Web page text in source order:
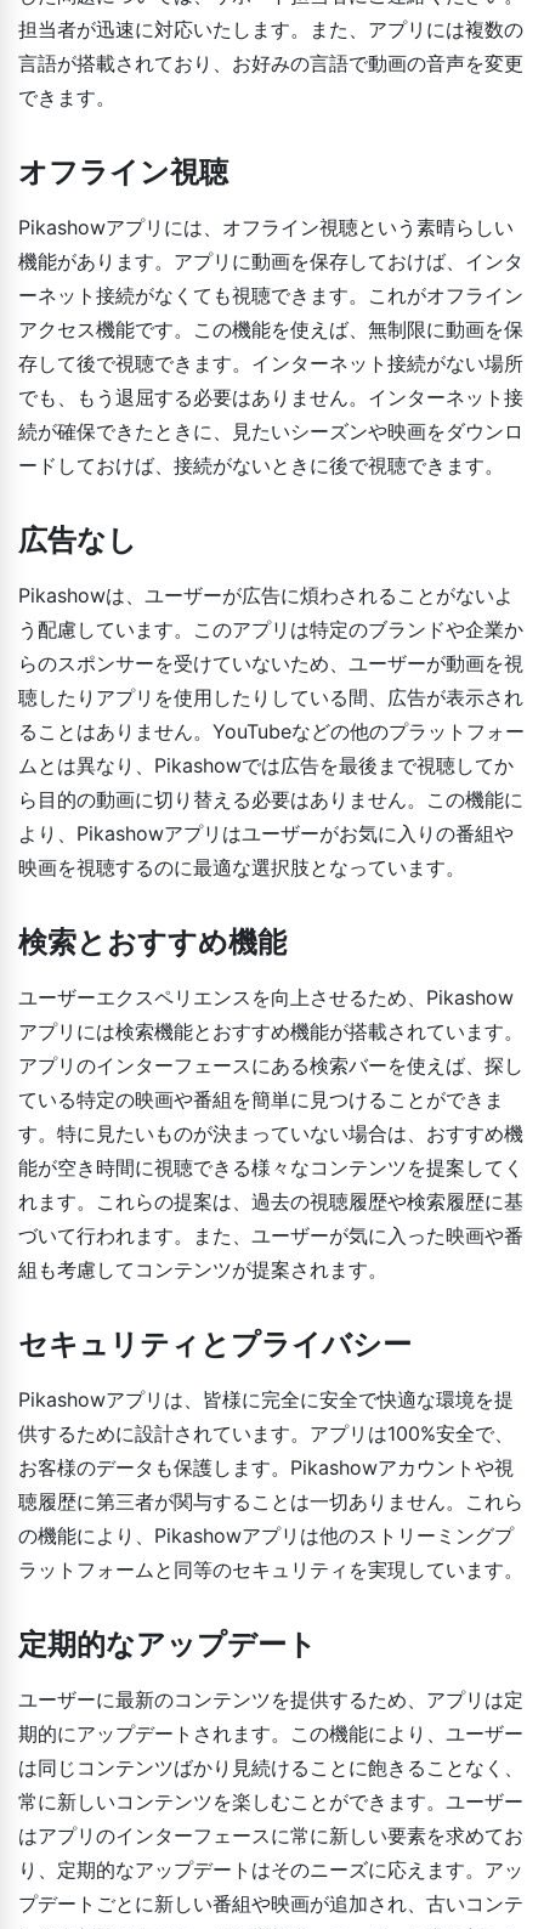
担当者が迅速に対応いたします。また、アプリには複数の
言語が搭載されており、お好みの言語で動画の音声を変更
できます。
オフライン視聴
Pikashowアプリには、オフライン視聴という素晴らしい
機能があります。アプリに動画を保存しておけば、インタ
ーネット接続がなくても視聴できます。これがオフライン
アクセス機能です。この機能を使えば、無制限に動画を保
存して後で視聴できます。インターネット接続がない場所
でも、もう退屈する必要はありません。インターネット接
続が確保できたときに、見たいシーズンや映画をダウンロ
ードしておけば、接続がないときに後で視聴できます。
広告なし
Pikashowは、ユーザーが広告に煩わされることがないよ
う配慮しています。このアプリは特定のブランドや企業か
らのスポンサーを受けていないため、ユーザーが動画を視
聴したりアプリを使用したりしている間、広告が表示され
ることはありません。YouTubeなどの他のプラットフォー
ムとは異なり、Pikashowでは広告を最後まで視聴してか
ら目的の動画に切り替える必要はありません。この機能に
より、Pikashowアプリはユーザーがお気に入りの番組や
映画を視聴するのに最適な選択肢となっています。
検索とおすすめ機能
ユーザーエクスペリエンスを向上させるため、Pikashow
アプリには検索機能とおすすめ機能が搭載されています。
アプリのインターフェースにある検索バーを使えば、探し
ている特定の映画や番組を簡単に見つけることができま
す。特に見たいものが決まっていない場合は、おすすめ機
能が空き時間に視聴できる様々なコンテンツを提案してく
れます。これらの提案は、過去の視聴履歴や検索履歴に基
づいて行われます。また、ユーザーが気に入った映画や番
組も考慮してコンテンツが提案されます。
セキュリティとプライバシー
Pikashowアプリは、皆様に完全に安全で快適な環境を提
供するために設計されています。アプリは100%安全で、
お客様のデータも保護します。Pikashowアカウントや視
聴履歴に第三者が関与することは一切ありません。これら
の機能により、Pikashowアプリは他のストリーミングプ
ラットフォームと同等のセキュリティを実現しています。
定期的なアップデート
ユーザーに最新のコンテンツを提供するため、アプリは定
期的にアップデートされます。この機能により、ユーザー
は同じコンテンツばかり見続けることに飽きることなく、
常に新しいコンテンツを楽しむことができます。ユーザー
はアプリのインターフェースに常に新しい要素を求めてお
り、定期的なアップデートはそのニーズに応えます。アッ
プデートごとに新しい番組や映画が追加され、古いコンテ